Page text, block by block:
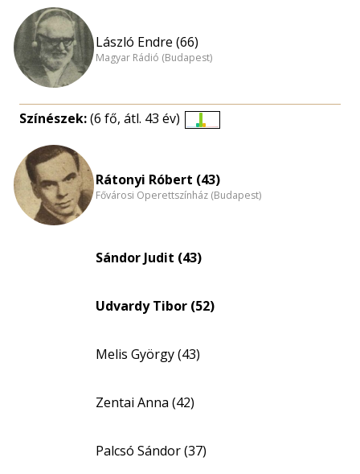
László Endre (66)
Magyar Rádió (Budapest)
Színészek:(6 fő, átl. 43 év)
nagyítása
Rátonyi Róbert (43)
Fővárosi Operettszínház (Budapest)
Sándor Judit (43)
Udvardy Tibor (52)
Melis György (43)
Zentai Anna (42)
Palcsó Sándor (37)